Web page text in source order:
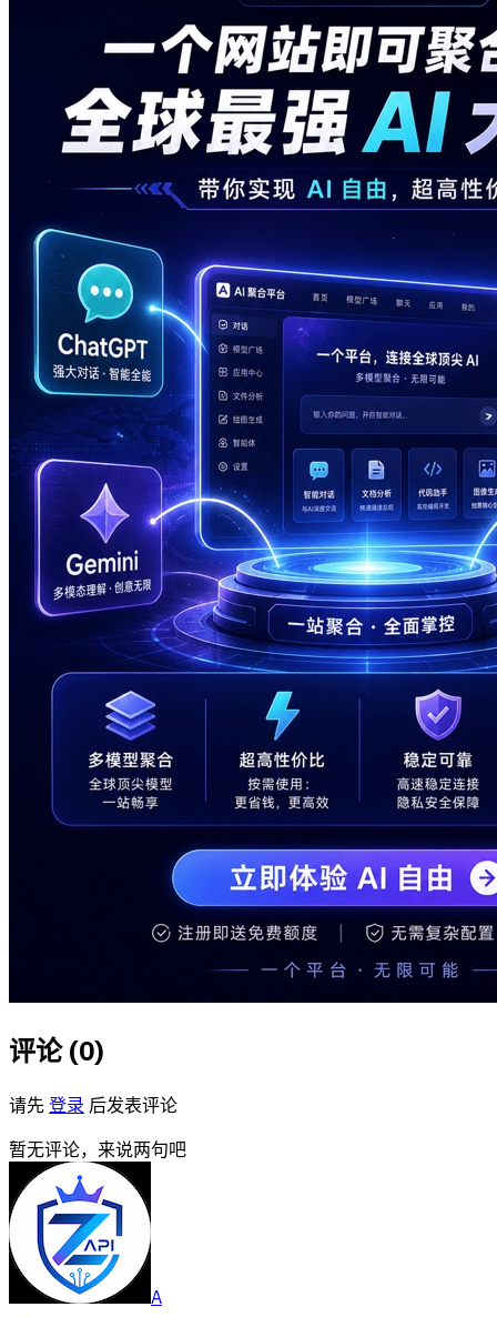
评论 (0)
请先 登录 后发表评论
暂无评论，来说两句吧
A